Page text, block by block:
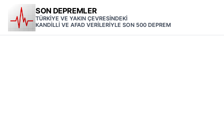
SON DEPREMLER
TÜRKİYE VE YAKIN ÇEVRESİNDEKİ
KANDİLLİ VE AFAD VERİLERİYLE SON 500 DEPREM